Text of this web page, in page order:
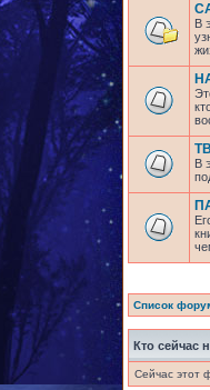
В
В
Список
Кто сейчас
Сейчас этот